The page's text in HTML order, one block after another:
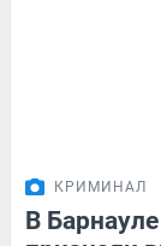
КРИМИНАЛ
В